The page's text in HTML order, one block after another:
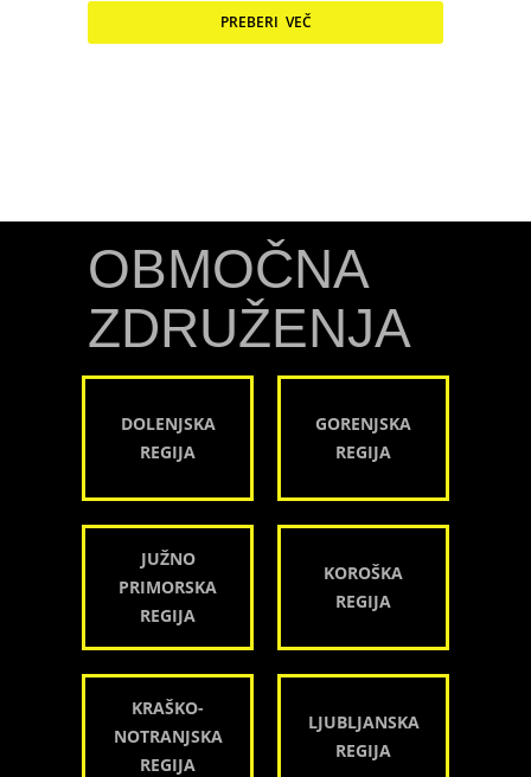
PREBERI VEČ
OBMOČNA
ZDRUŽENJA
DOLENJSKA
REGIJA
GORENJSKA
REGIJA
JUŽNO
PRIMORSKA
REGIJA
KOROŠKA
REGIJA
KRAŠKO-
NOTRANJSKA
REGIJA
LJUBLJANSKA
REGIJA